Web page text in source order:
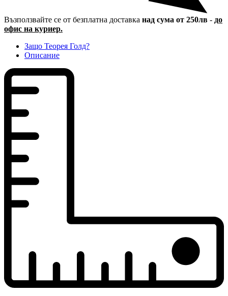
Възползвайте се от безплатна доставка над сума от 250лв - до
офис на куриер.
Защо Теорея Голд?
Описание